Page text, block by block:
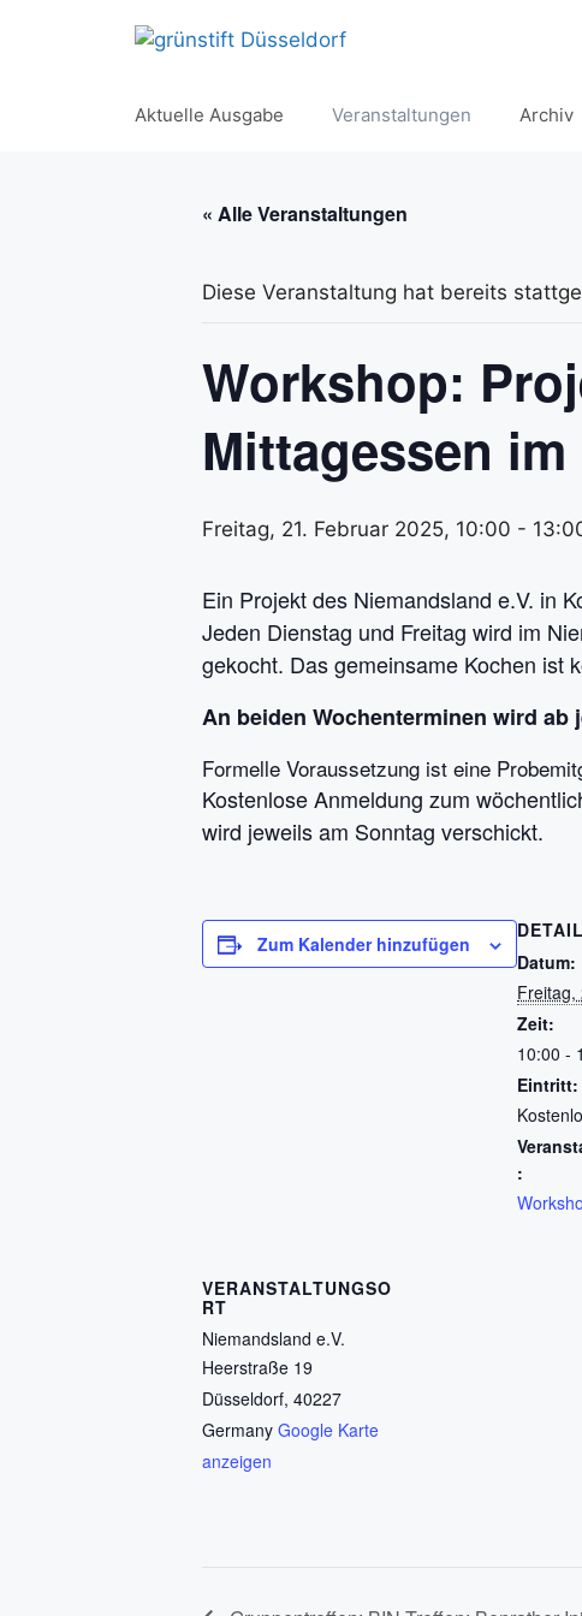
Aktuelle Ausgabe Veranstaltungen Archiv
« Alle Veranstaltungen
Diese Veranstaltung hat bereits
Workshop:
Mittagessen
Freitag, 21. Februar 2025, 10:00 -
Ein Projekt des Niemandsland e.V. in
Jeden Dienstag und Freitag wird im
gekocht. Das gemeinsame Kochen ist
An beiden Wochenterminen wird ab
Formelle Voraussetzung ist eine
Kostenlose Anmeldung zum
wird jeweils am Sonntag verschickt.
Zum Kalender hinzufügen
Datum:
Freitag,
Zeit:
10:00 -
Eintritt:
:
VERANSTALTUNGSO
RT
Niemandsland e.V.
Heerstraße 19
Düsseldorf, 40227
Germany Google Karte
anzeigen